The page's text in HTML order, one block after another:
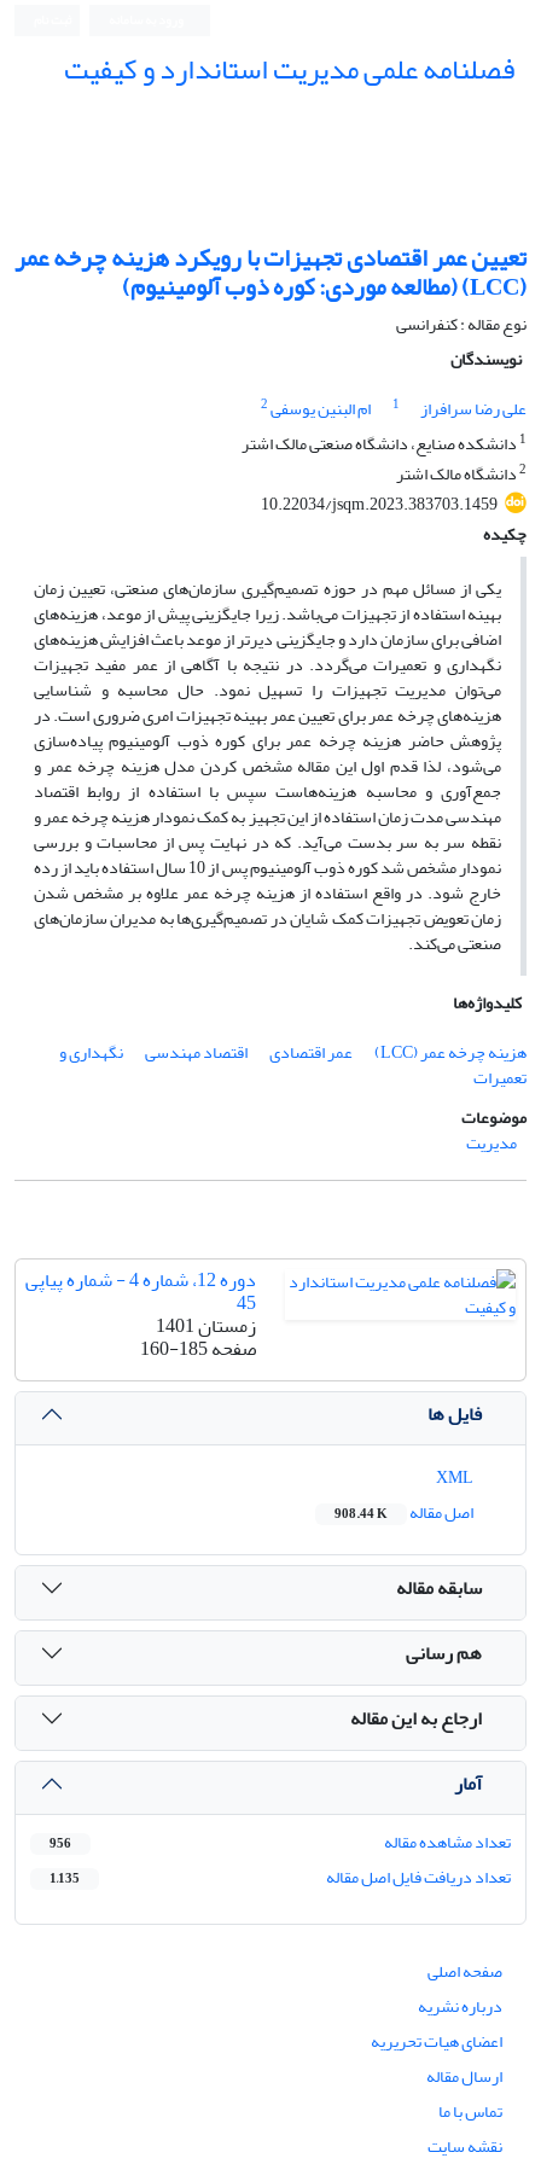
فصلنامه علمی مدیریت استاندارد و کیفیت
تعیین عمر اقتصادی تجهیزات با رویکرد هزینه چرخه عمر
(LCC) (مطالعه موردی: کوره ذوب آلومینیوم)
نوع مقاله : کنفرانسی
نویسندگان
علی رضا سرافراز
1 ام البنین یوسفی2
1 دانشکده صنایع، دانشگاه صنعتی مالک اشتر
2دانشگاه مالک اشتر
10.22034/jsqm.2023.383703.1459
چکیده
یکی از مسائل مهم در حوزه تصمیم‌گیری سازمان‌های صنعتی، تعیین زمان
بهینه استفاده از تجهیزات می‌باشد. زیرا جایگزینی پیش از موعد، هزینه‌های
اضافی برای سازمان دارد و جایگزینی دیرتر از موعد باعث افزایش هزینه‌های
نگهداری و تعمیرات می‌گردد. در نتیجه با آگاهی از عمر مفید تجهیزات
می‌توان مدیریت تجهیزات را تسهیل نمود. حال محاسبه و شناسایی
هزینه‌های چرخه عمر برای تعیین عمر بهینه تجهیزات امری ضروری است. در
پژوهش حاضر هزینه چرخه عمر برای کوره ذوب آلومینیوم پیاده‌سازی
می‌شود، لذا قدم اول این مقاله مشخص کردن مدل هزینه چرخه عمر و
جمع‌آوری و محاسبه هزینه‌هاست سپس با استفاده از روابط اقتصاد
مهندسی مدت زمان استفاده از این تجهیز به کمک نمودار هزینه چرخه عمر و
نقطه سر به سر بدست می‌آید. که در نهایت پس از محاسبات و بررسی
نمودار مشخص شد کوره ذوب آلومینیوم پس از 10 سال استفاده باید از رده
خارج شود. در واقع استفاده از هزینه چرخه عمر علاوه بر مشخص شدن
زمان تعویض تجهیزات کمک شایان در تصمیم‌گیری‌ها به مدیران سازمان‌های
صنعتی می‌کند.
کلیدواژه‌ها
هزینه چرخه عمر (LCC)
عمر اقتصادی اقتصاد مهندسی نگهداری و
تعمیرات
موضوعات
مدیریت
دوره 12، شماره 4 - شماره پیاپی
45
زمستان 1401
صفحه160-185
فایل ها
اصل مقاله
908.44 K
سابقه مقاله
هم رسانی
ارجاع به این مقاله
آمار
تعداد مشاهده مقاله 956
تعداد دریافت فایل اصل مقاله 1,135
صفحه اصلی
درباره نشریه
اعضای هیات تحریریه
ارسال مقاله
تماس با ما
نقشه سایت